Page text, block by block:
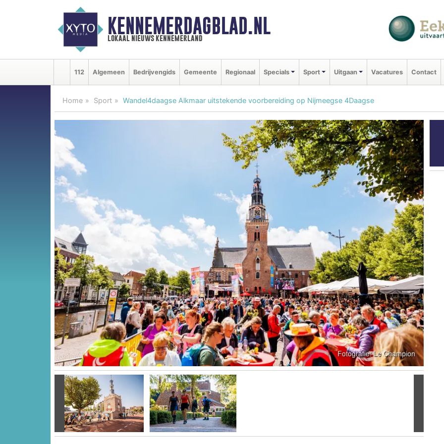
KENNEMERDAGBLAD.NL
lokaal nieuws kennemerland
112 Algemeen Bedrijvengids Gemeente Regionaal Specials Sport Uitgaan Vacatures Contact
Home Sport Wandel4daagse Alkmaar uitstekende voorbereiding op Nijmeegse 4Daagse
Vorige